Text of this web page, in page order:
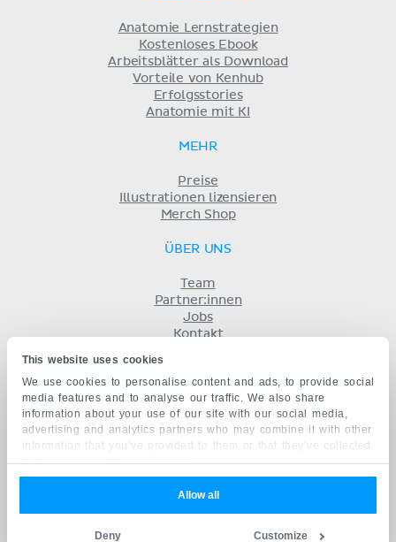
This website uses cookies
We use cookies to personalise content and ads, to provide social
media features and to analyse our traffic. We also share
information about your use of our site with our social media,
advertising and analytics partners who may combine it with other
information that you’ve provided to them or that they’ve collected
from your use of their services.
Allow all
Customize
Deny
Anatomie Lernstrategien
Kostenloses Ebook
Arbeitsblätter als Download
Vorteile von Kenhub
Erfolgsstories
Anatomie mit KI
MEHR
Preise
Illustrationen lizensieren
Merch Shop
ÜBER UNS
Team
Partner:innen
Jobs
Kontakt
Datenschutz
KENHUB AUF...
English